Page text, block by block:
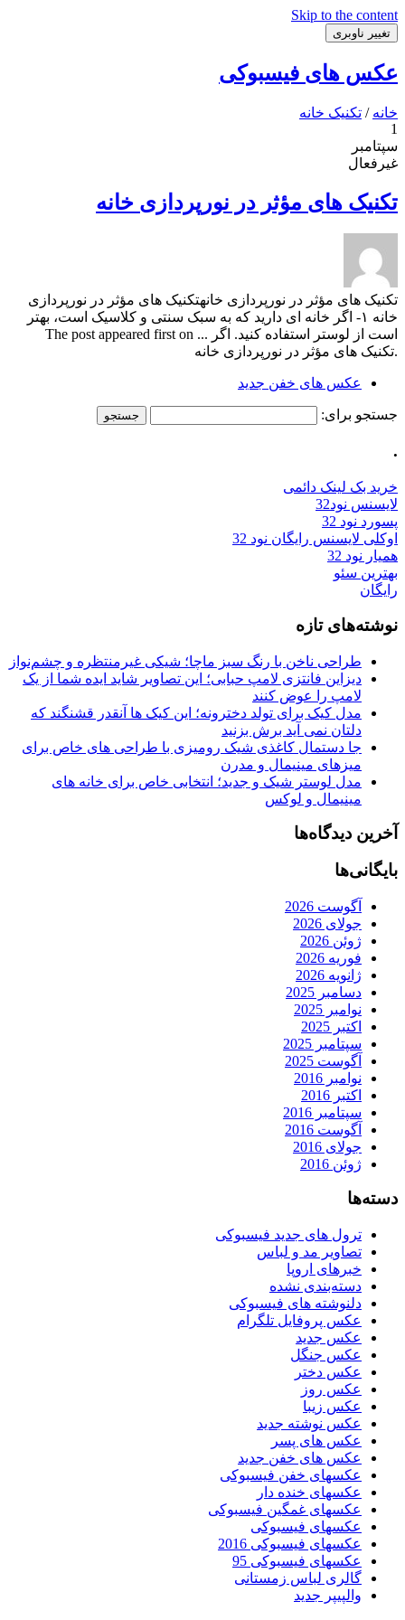
Skip to the content
تغییر ناوبری
عکس های فیسبوکی
خانه / تکنیک خانه
1
سپتامبر
غیرفعال
تکنیک های مؤثر در نورپردازی خانه
تکنیک های مؤثر در نورپردازی خانهتکنیک های مؤثر در نورپردازی
خانه ۱- اگر خانه ای دارید که به سبک سنتی و کلاسیک است، بھتر
است از لوستر استفاده کنید. اگر ... The post appeared first on
.تکنیک های مؤثر در نورپردازی خانه
عکس های خفن جدید
جستجو برای:
.
خرید بک لینک دائمی
لایسنس نود32
پسورد نود 32
اوکلی لایسنس رایگان نود 32
همیار نود 32
بهترین سئو
رایگان
نوشته‌های تازه
طراحی ناخن با رنگ سبز ماچا؛ شیکی غیرمنتظره و چشم‌نواز
دیزاین فانتزی لامپ حبابی؛ این تصاویر شاید ایده شما از یک
لامپ را عوض کنند
مدل کیک برای تولد دخترونه؛ این کیک ها آنقدر قشنگند که
دلتان نمی آید برش بزنید
جا دستمال کاغذی شیک رومیزی با طراحی های خاص برای
میزهای مینیمال و مدرن
مدل لوستر شیک و جدید؛ انتخابی خاص برای خانه های
مینیمال و لوکس
آخرین دیدگاه‌ها
بایگانی‌ها
آگوست 2026
جولای 2026
ژوئن 2026
فوریه 2026
ژانویه 2026
دسامبر 2025
نوامبر 2025
اکتبر 2025
سپتامبر 2025
آگوست 2025
نوامبر 2016
اکتبر 2016
سپتامبر 2016
آگوست 2016
جولای 2016
ژوئن 2016
دسته‌ها
ترول های جدید فیسبوکی
تصاویر مد و لباس
خبرهای اروپا
دسته‌بندی نشده
دلنوشته های فیسبوکی
عکس پروفایل تلگرام
عکس جدید
عکس جنگل
عکس دختر
عکس روز
عکس زیبا
عکس نوشته جدید
عکس های پسر
عکس های خفن جدید
عکسهای خفن فیسبوکی
عکسهای خنده دار
عکسهای غمگین فیسبوکی
عکسهای فیسبوکی
عکسهای فیسبوکی 2016
عکسهای فیسبوکی 95
گالری لباس زمستانی
والپیپر جدید